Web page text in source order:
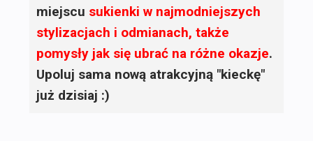
miejscu sukienki w najmodniejszych
stylizacjach i odmianach, także
pomysły jak się ubrać na różne okazje.
Upoluj sama nową atrakcyjną "kieckę"
już dzisiaj :)